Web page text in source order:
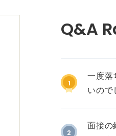
1
一度落
いので
2
面接の